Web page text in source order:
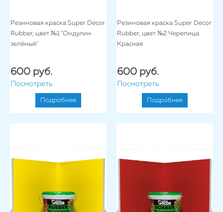
Резиновая краска Super Decor
Rubber, цвет №1 "Ондулин
зелёный"
600 руб.
Посмотреть
Подробнее
Резиновая краска Super Decor
Rubber, цвет №2 Черепица
Красная
600 руб.
Посмотреть
Подробнее